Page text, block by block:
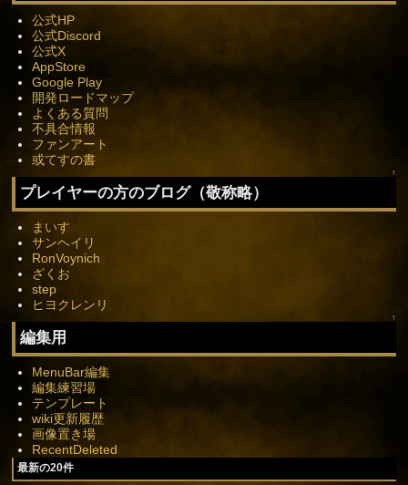
公式HP
公式Discord
公式X
AppStore
Google Play
開発ロードマップ
よくある質問
不具合情報
ファンアート
或てすの書
↑
プレイヤーの方のブログ（敬称略）
まいす
サンヘイリ
RonVoynich
ざくお
step
ヒヨクレンリ
↑
編集用
MenuBar編集
編集練習場
テンプレート
wiki更新履歴
画像置き場
RecentDeleted
最新の20件